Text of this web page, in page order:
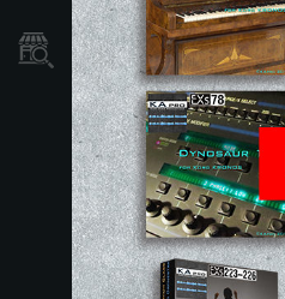
Localizador
de
Tiendas